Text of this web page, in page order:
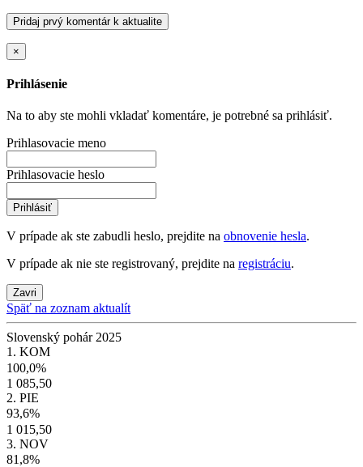
Pridaj prvý komentár k aktualite
×
Prihlásenie
Na to aby ste mohli vkladať komentáre, je potrebné sa prihlásiť.
Prihlasovacie meno
Prihlasovacie heslo
Prihlásiť
V prípade ak ste zabudli heslo, prejdite na obnovenie hesla.
V prípade ak nie ste registrovaný, prejdite na registráciu.
Zavri
Späť na zoznam aktualít
Slovenský pohár 2025
1. KOM
100,0%
1 085,50
2. PIE
93,6%
1 015,50
3. NOV
81,8%